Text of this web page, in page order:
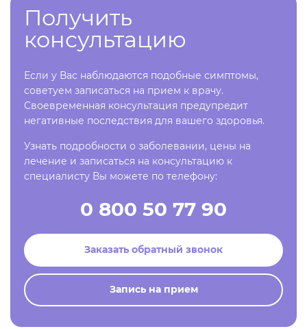
Получить
консультацию
Если у Вас наблюдаются подобные симптомы,
советуем записаться на прием к врачу.
Своевременная консультация предупредит
негативные последствия для вашего здоровья.
Узнать подробности о заболевании, цены на
лечение и записаться на консультацию к
специалисту Вы можете по телефону:
0 800 50 77 90
Заказать обратный звонок
Запись на прием